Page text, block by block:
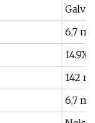
6,7 m
142
6,7 m